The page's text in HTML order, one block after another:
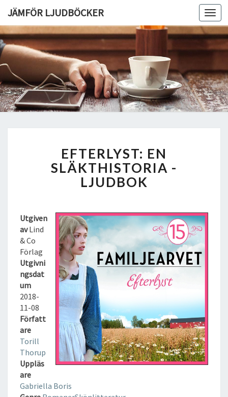
JÄMFÖR LJUDBÖCKER
F
T
E
R
T
E
N
K
T
H
I
S
T
EFTERLYST: EN
SLÄKTHISTORIA -
LJUDBOK
Utgiven
avLind
& Co
Förlag
Utgivni
ngsdat
um
2018-
11-08
Författ
are
Torill
Thorup
Uppläs
are
Gabriella Boris